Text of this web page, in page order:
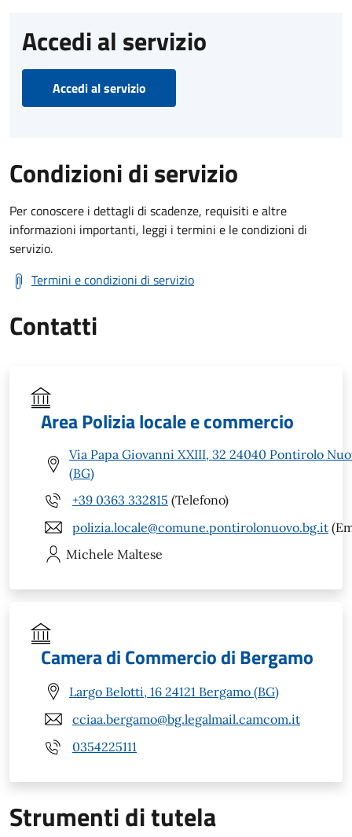
Accedi al servizio
Accedi al servizio
Condizioni di servizio
Per conoscere i dettagli di scadenze, requisiti e altre
informazioni importanti, leggi i termini e le condizioni di
servizio.
Termini e condizioni di servizio
Contatti
Area Polizia locale e commercio
Via Papa Giovanni XXIII, 32 24040 Pontirolo
(BG)
+39 0363 332815 (Telefono)
polizia.locale@comune.pontirolonuovo.bg.it
Michele Maltese
Camera di Commercio di Bergamo
Largo Belotti, 16 24121 Bergamo (BG)
cciaa.bergamo@bg.legalmail.camcom.it
0354225111
Strumenti di tutela